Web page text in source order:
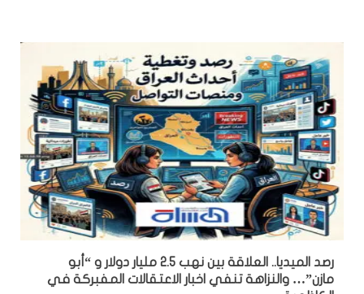
رصد الميديا.. العلاقة بين نهب 2.5 مليار دولار و “أبو
مازن”… والنزاهة تنفي اخبار الاعتقالات المفبركة في